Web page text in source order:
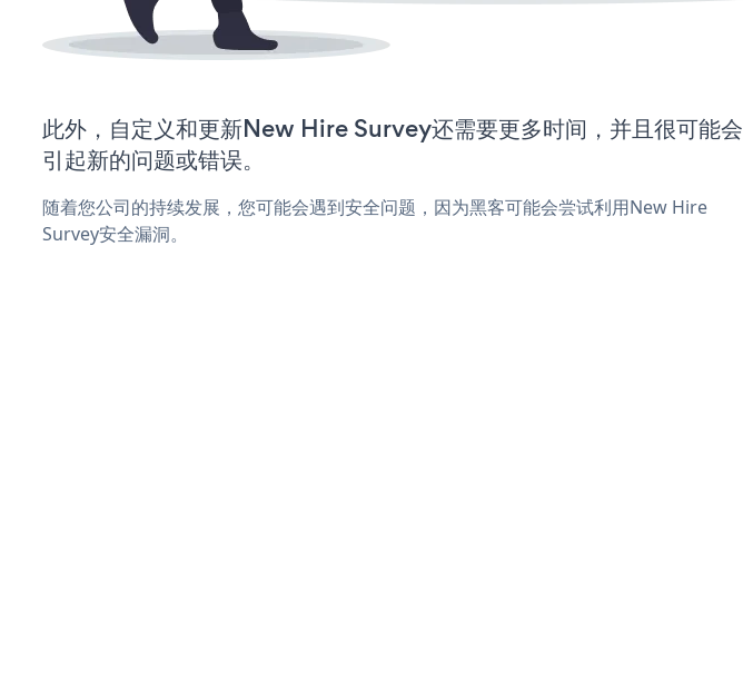
此外，自定义和更新New Hire Survey还需要更多时间，并且很可能会
引起新的问题或错误。
随着您公司的持续发展，您可能会遇到安全问题，因为黑客可能会尝试利用New Hire
Survey安全漏洞。